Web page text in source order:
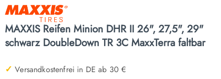
MAXXIS Reifen Minion DHR II 26", 27,5", 29"
schwarz DoubleDown TR 3C MaxxTerra faltbar
✓ Versandkostenfrei in DE ab 30 €